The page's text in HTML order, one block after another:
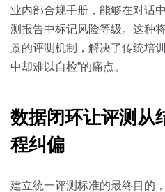
业内部合规手册，能够在对话
测报告中标记风险等级。这种
景的评测机制，解决了传统培
中却难以自检”的痛点。
数据闭环让评测从
程纠偏
建立统一评测标准的最终目的